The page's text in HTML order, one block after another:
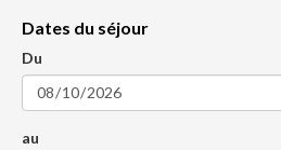
Dates du séjour
Du
au